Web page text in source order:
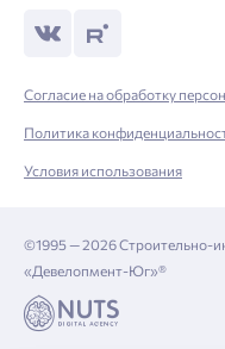
Согласие на обработку
Политика
Условия использования
©1995 — 2026 Строительно-
«Девелопмент-Юг»®